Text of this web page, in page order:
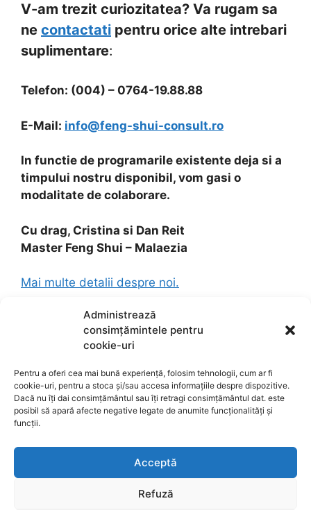
Administrează
consimțămintele pentru
cookie-uri
Pentru a oferi cea mai bună experiență, folosim tehnologii, cum ar fi
cookie-uri, pentru a stoca și/sau accesa informațiile despre dispozitive.
Dacă nu îți dai consimțământul sau îți retragi consimțământul dat. este
posibil să apară afecte negative legate de anumite funcționalități și
funcții.
Acceptă
Refuză
V-am trezit curiozitatea? Va rugam sa
ne contactati pentru orice alte intrebari
suplimentare:
Telefon: (004) – 0764-19.88.88
E-Mail: info@feng-shui-consult.ro
In functie de programarile existente deja si a
timpului nostru disponibil, vom gasi o
modalitate de colaborare.
Cu drag, Cristina si Dan Reit
Master Feng Shui – Malaezia
Mai multe detalii despre noi.
Termeni de utilizare
Politica de confidențialitate